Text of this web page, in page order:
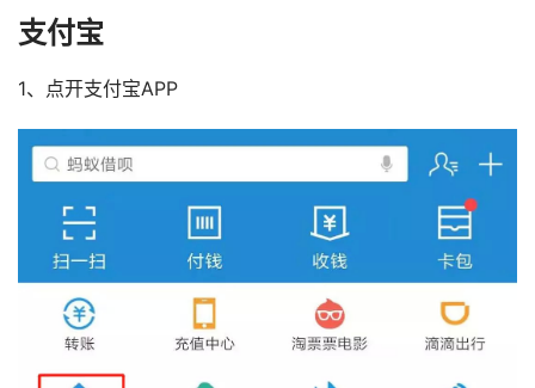
支付宝
1、点开支付宝APP